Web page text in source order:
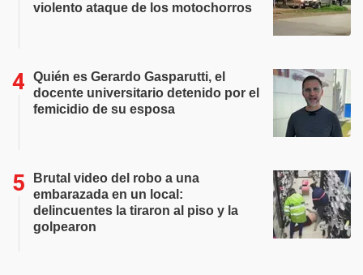
violento ataque de los motochorros
Quién es Gerardo Gasparutti, el
docente universitario detenido por el
femicidio de su esposa
Brutal video del robo a una
embarazada en un local:
delincuentes la tiraron al piso y la
golpearon